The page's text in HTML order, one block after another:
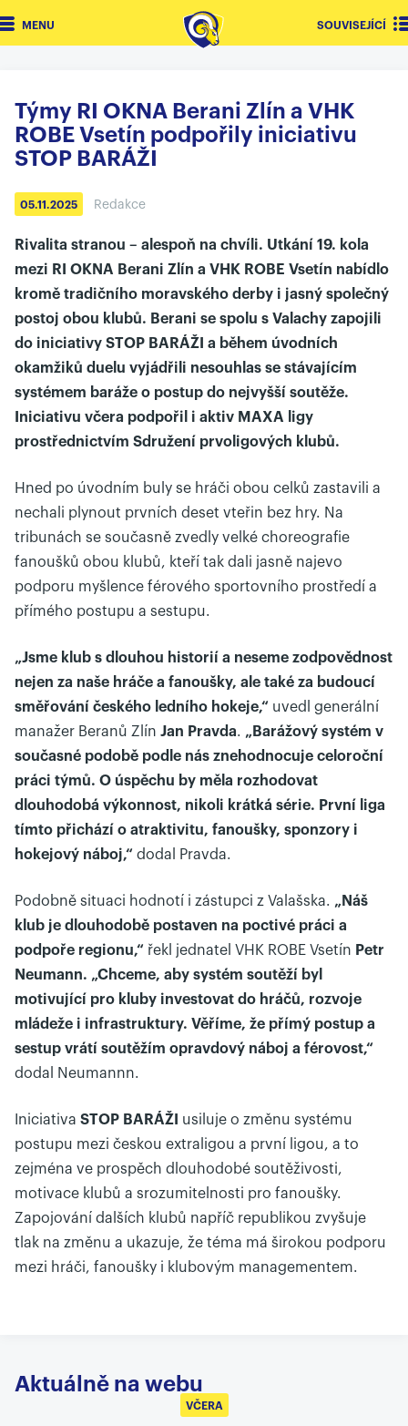
MENU SOUVISEJÍCÍ
Týmy RI OKNA Berani Zlín a VHK
ROBE Vsetín podpořily iniciativu
STOP BARÁŽI
05.11.2025 Redakce
Rivalita stranou – alespoň na chvíli. Utkání 19. kola
mezi RI OKNA Berani Zlín a VHK ROBE Vsetín nabídlo
kromě tradičního moravského derby i jasný společný
postoj obou klubů. Berani se spolu s Valachy zapojili
do iniciativy STOP BARÁŽI a během úvodních
okamžiků duelu vyjádřili nesouhlas se stávajícím
systémem baráže o postup do nejvyšší soutěže.
Iniciativu včera podpořil i aktiv MAXA ligy
prostřednictvím Sdružení prvoligových klubů.
Hned po úvodním buly se hráči obou celků zastavili a
nechali plynout prvních deset vteřin bez hry. Na
tribunách se současně zvedly velké choreografie
fanoušků obou klubů, kteří tak dali jasně najevo
podporu myšlence férového sportovního prostředí a
přímého postupu a sestupu.
„Jsme klub s dlouhou historií a neseme zodpovědnost
nejen za naše hráče a fanoušky, ale také za budoucí
směřování českého ledního hokeje,“ uvedl generální
manažer Beranů Zlín Jan Pravda. „Barážový systém v
současné podobě podle nás znehodnocuje celoroční
práci týmů. O úspěchu by měla rozhodovat
dlouhodobá výkonnost, nikoli krátká série. První liga
tímto přichází o atraktivitu, fanoušky, sponzory i
hokejový náboj,“ dodal Pravda.
Podobně situaci hodnotí i zástupci z Valašska. „Náš
klub je dlouhodobě postaven na poctivé práci a
podpoře regionu,“ řekl jednatel VHK ROBE Vsetín Petr
Neumann. „Chceme, aby systém soutěží byl
motivující pro kluby investovat do hráčů, rozvoje
mládeže i infrastruktury. Věříme, že přímý postup a
sestup vrátí soutěžím opravdový náboj a férovost,“
dodal Neumannn.
Iniciativa STOP BARÁŽI
usiluje o změnu systému
postupu mezi českou extraligou a první ligou, a to
zejména ve prospěch dlouhodobé soutěživosti,
motivace klubů a srozumitelnosti pro fanoušky.
Zapojování dalších klubů napříč republikou zvyšuje
tlak na změnu a ukazuje, že téma má širokou podporu
mezi hráči, fanoušky i klubovým managementem.
Aktuálně na webu
VČERA